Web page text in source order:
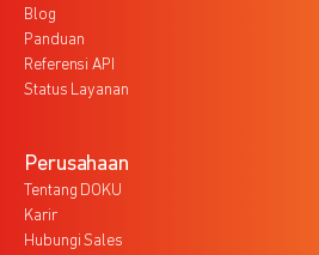
Blog
Panduan
Referensi API
Status Layanan
Perusahaan
Tentang DOKU
Karir
Hubungi Sales